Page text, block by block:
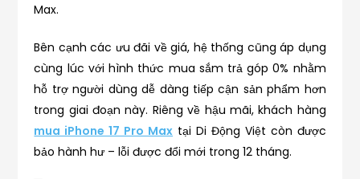
Max.
Bên cạnh các ưu đãi về giá, hệ thống cũng áp dụng
cùng lúc với hình thức mua sắm trả góp 0% nhằm
hỗ trợ người dùng dễ dàng tiếp cận sản phẩm hơn
trong giai đoạn này. Riêng về hậu mãi, khách hàng
mua iPhone 17 Pro Max tại Di Động Việt còn được
bảo hành hư – lỗi được đổi mới trong 12 tháng.